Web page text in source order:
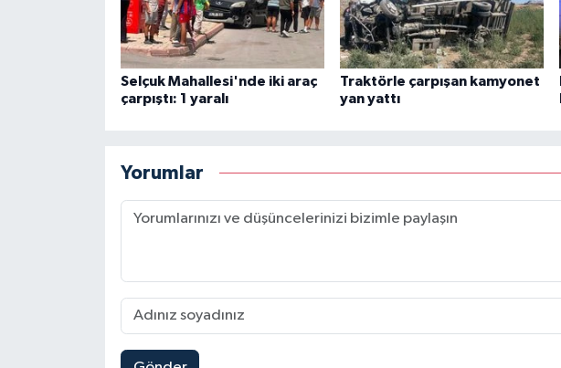
Selçuk Mahallesi'nde iki araç
çarpıştı: 1 yaralı
Traktörle çarpışan kamyonet
yan yattı
Yorumlar